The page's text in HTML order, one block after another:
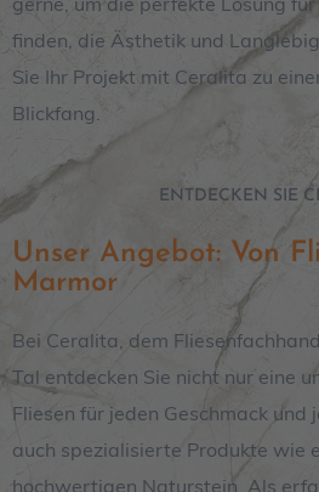
finden, die Ästhetik und
Sie Ihr Projekt mit Ceralita zu
Blickfang.
ENTDECKEN SIE
Unser Angebot: Von
Marmor
Bei Ceralita, dem
Tal entdecken Sie nicht nur eine
Fliesen für jeden Geschmack und
auch spezialisierte Produkte wie
hochwertigen Naturstein. Als